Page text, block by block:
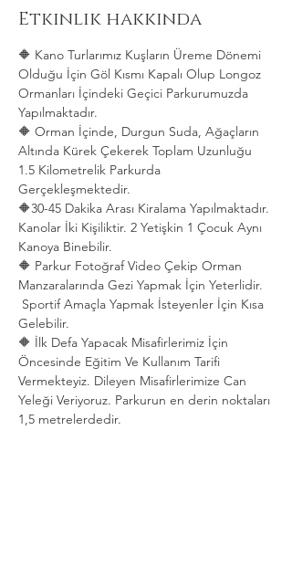
Etkinlik hakkında
🔶 Kano Turlarımız Kuşların Üreme Dönemi
Olduğu İçin Göl Kısmı Kapalı Olup Longoz
Ormanları İçindeki Geçici Parkurumuzda
Yapılmaktadır.
🔶 Orman İçinde, Durgun Suda, Ağaçların
Altında Kürek Çekerek Toplam Uzunluğu
1.5 Kilometrelik Parkurda
Gerçekleşmektedir.
🔶30-45 Dakika Arası Kiralama Yapılmaktadır.
Kanolar İki Kişiliktir. 2 Yetişkin 1 Çocuk Aynı
Kanoya Binebilir.
🔶 Parkur Fotoğraf Video Çekip Orman
Manzaralarında Gezi Yapmak İçin Yeterlidir.
Sportif Amaçla Yapmak İsteyenler İçin Kısa
Gelebilir.
🔶 İlk Defa Yapacak Misafirlerimiz İçin
Öncesinde Eğitim Ve Kullanım Tarifi
Vermekteyiz. Dileyen Misafirlerimize Can
Yeleği Veriyoruz. Parkurun en derin noktaları
1,5 metrelerdedir.